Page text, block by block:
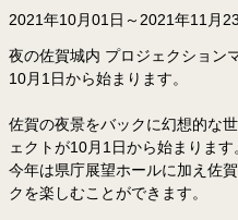
2021年10月01日～2021年11月
夜の佐賀城内 プロジェクション
10月1日から始まります。
佐賀の夜景をバックに幻想的な
ェクトが10月1日から始まります
今年は県庁展望ホールに加え佐
クを楽しむことができます。